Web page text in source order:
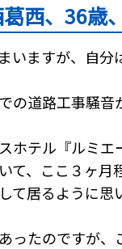
西、36歳
いますが、自分
の道路工事騒音
ホテル『ルミエ
て、ここ３ヶ月
て居るように思
ったのですが